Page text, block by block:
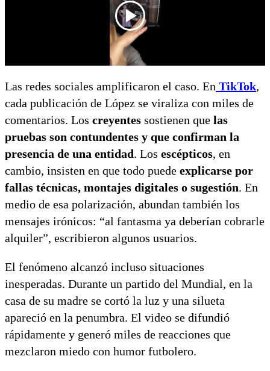
Las redes sociales amplificaron el caso. En TikTok,
cada publicación de López se viraliza con miles de
comentarios. Los creyentes sostienen que las
pruebas son contundentes y que confirman la
presencia de una entidad. Los escépticos, en
cambio, insisten en que todo puede explicarse por
fallas técnicas, montajes digitales o sugestión. En
medio de esa polarización, abundan también los
mensajes irónicos: “al fantasma ya deberían cobrarle
alquiler”, escribieron algunos usuarios.
El fenómeno alcanzó incluso situaciones
inesperadas. Durante un partido del Mundial, en la
casa de su madre se cortó la luz y una silueta
apareció en la penumbra. El video se difundió
rápidamente y generó miles de reacciones que
mezclaron miedo con humor futbolero.